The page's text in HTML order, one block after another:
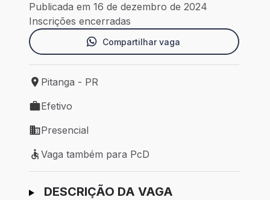
Publicada em 16 de dezembro de 2024
Inscrições encerradas
Compartilhar vaga
Local de trabalho: Pitanga - PR
Pitanga - PR
Tipo de vaga: Efetivo
Efetivo
Modelo de trabalho: Presencial
Presencial
Vaga também para PcD
Vaga também para PcD
Ir para candidatura
DESCRIÇÃO DA VAGA